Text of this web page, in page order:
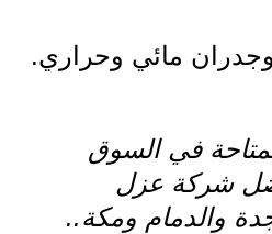
مائي وحراري.
في السوق
شركة عزل
والدمام ومكة..